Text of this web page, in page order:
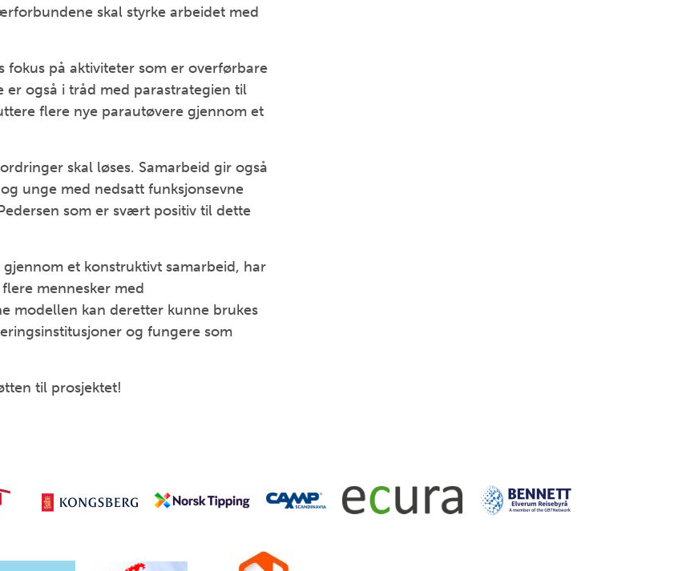
skal styrke arbeidet med
fokus på aktiviteter som er overførbare
også i tråd med parastrategien til
flere nye parautøvere gjennom et
skal løses. Samarbeid gir også
unge med nedsatt funksjonsevne
som er svært positiv til dette
et konstruktivt samarbeid, har
mennesker med
modellen kan deretter kunne brukes
og fungere som
til prosjektet!